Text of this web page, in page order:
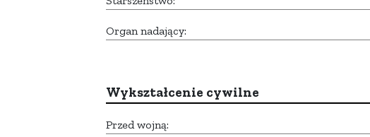
Organ nadający:
Wykształcenie cywilne
Przed wojną: